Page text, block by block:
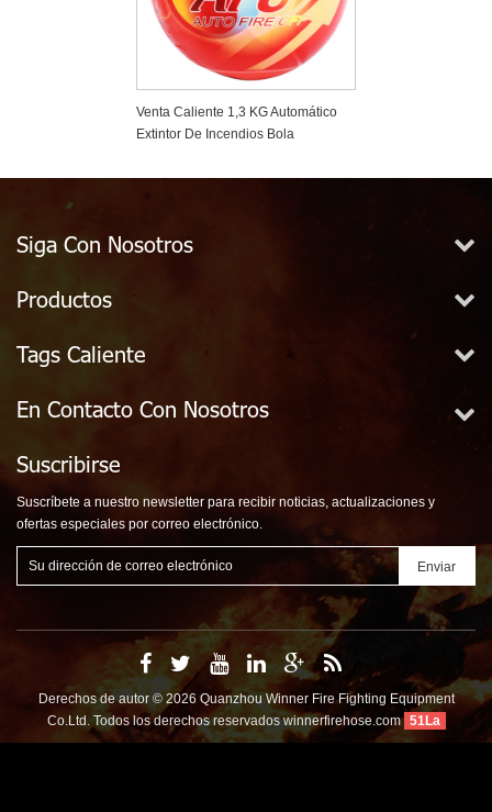
Venta Caliente 1,3 KG Automático
Extintor De Incendios Bola
Siga Con Nosotros
Productos
Tags Caliente
En Contacto Con Nosotros
Suscribirse
Suscríbete a nuestro newsletter para recibir noticias, actualizaciones y
ofertas especiales por correo electrónico.
Derechos de autor © 2026 Quanzhou Winner Fire Fighting Equipment
Co.Ltd. Todos los derechos reservadoswinnerfirehose.com 51La